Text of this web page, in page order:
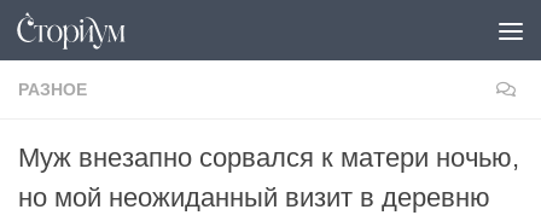
Под записью
РАЗНОЕ
Муж внезапно сорвался к матери ночью,
но мой неожиданный визит в деревню